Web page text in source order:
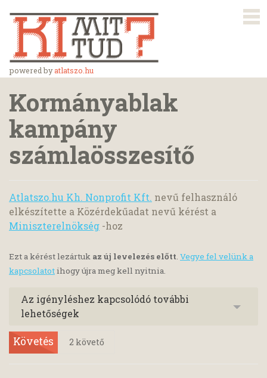
powered byatlatszo.hu
Kormányablak
kampány
számlaösszesítő
Atlatszo.hu Kh. Nonprofit Kft. nevű felhasználó
elkészítette a Közérdekűadat nevű kérést a
Miniszterelnökség -hoz
Ezt a kérést lezártuk az új levelezés előtt. Vegye fel velünk a
kapcsolatotihogy újra meg kell nyitnia.
Az igényléshez kapcsolódó további
lehetőségek
Követés 2 követő